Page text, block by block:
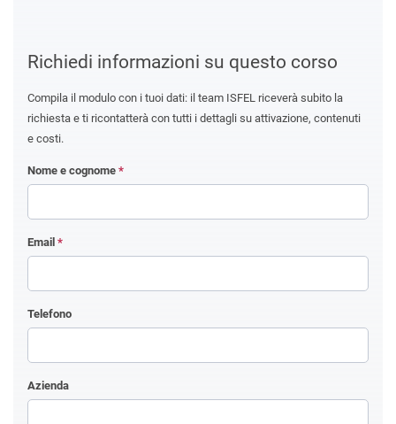
Richiedi informazioni su questo corso
Compila il modulo con i tuoi dati: il team ISFEL riceverà subito la
richiesta e ti ricontatterà con tutti i dettagli su attivazione, contenuti
e costi.
Nome e cognome *
Email *
Telefono
Azienda